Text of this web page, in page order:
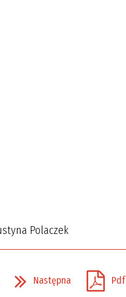
Polaczek
Następna Pdf